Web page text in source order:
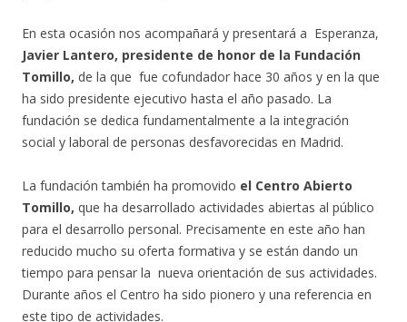
En esta ocasión nos acompañará y presentará a Esperanza,
Javier Lantero, presidente de honor de la Fundación
Tomillo, de la que fue cofundador hace 30 años y en la que
ha sido presidente ejecutivo hasta el año pasado. La
fundación se dedica fundamentalmente a la integración
social y laboral de personas desfavorecidas en Madrid.
La fundación también ha promovido el Centro Abierto
Tomillo, que ha desarrollado actividades abiertas al público
para el desarrollo personal. Precisamente en este año han
reducido mucho su oferta formativa y se están dando un
tiempo para pensar la nueva orientación de sus actividades.
Durante años el Centro ha sido pionero y una referencia en
este tipo de actividades.